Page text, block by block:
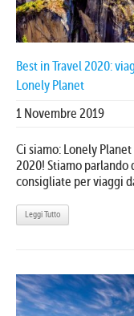
Best in Travel 2020:
Lonely Planet
1 Novembre 2019
Ci siamo: Lonely
2020! Stiamo
consigliate per viaggi
Leggi Tutto